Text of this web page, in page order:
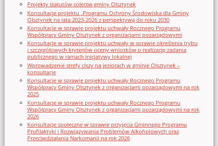
Projekty statutów sołectw gminy Olsztynek
Konsultacje projektu „Programu Ochrony Środowiska dla Gminy
Olsztynek na lata 2023-2026 z perspektywą do roku 2030
Konsultacje w sprawie projektu uchwały Rocznego Programu
Współpracy Gminy Olsztynek z organizacjami pozarządowymi
Konsultacje w sprawie projektu uchwały w sprawie określenia trybu
i szczegółowych kryteriów oceny wniosków o realizację zadania
publicznego w ramach inicjatywy lokalnej
Wprowadzenie strefy ciszy na jeziorach w gminie Olsztynek –
konsultacje
Konsultacje w sprawie projektu uchwały Rocznego Programu
Współpracy Gminy Olsztynek z organizacjami pozarządowymi na rok
2025
Konsultacje w sprawie projektu uchwały Rocznego Programu
Współpracy Gminy Olsztynek z organizacjami pozarządowymi na rok
2026
Konsultacje społeczne w sprawie przyjęcia Gminnego Programu
Profilaktyki i Rozwiązywania Problemów Alkoholowych oraz
Przeciwdziałania Narkomanii na rok 2026